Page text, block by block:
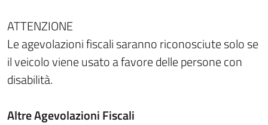
ATTENZIONE
Le agevolazioni fiscali saranno riconosciute solo se
il veicolo viene usato a favore delle persone con
disabilità.
Altre Agevolazioni Fiscali